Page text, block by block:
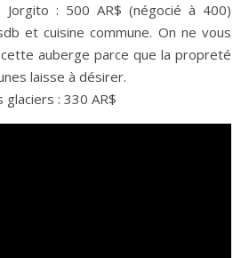
Jorgito : 500 AR$ (négocié à 400)
et cuisine commune. On ne vous
auberge parce que la propreté
laisse à désirer.
: 330 AR$